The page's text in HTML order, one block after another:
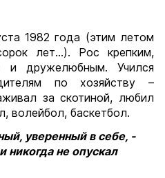
1982 года (этим летом
лет…). Рос крепким,
и дружелюбным. Учился
по хозяйству –
за скотиной, любил
волейбол, баскетбол.
уверенный в себе, -
никогда не опускал